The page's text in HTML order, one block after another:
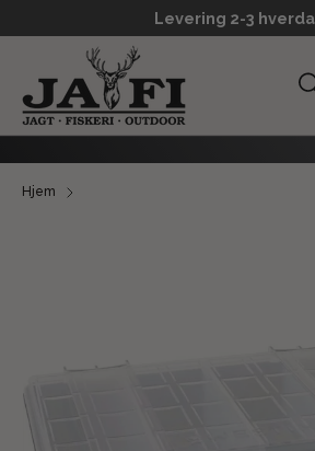
GÅ TIL INDHOLD
Levering 2-3
Hjem